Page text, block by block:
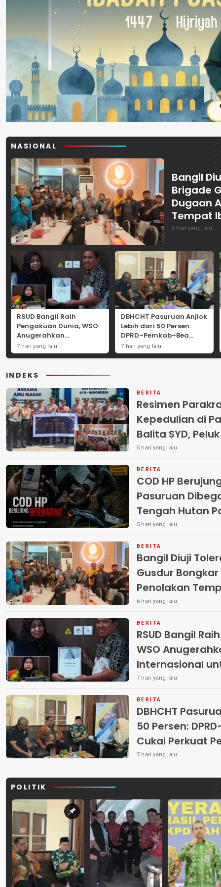
NASIONAL
Bangil
Brigade
Dugaan
Tempat
6 hari yang lalu
RSUD Bangil Raih
Pengakuan Dunia, WSO
Anugerahkan
Penghargaan
Internasional untuk
7 hari yang lalu
DBHCHT Pasuruan Anjlok
Lebih dari 50 Persen:
DPRD–Pemkab–Bea
Cukai Perkuat Perang
Melawan Peredaran
7 hari yang lalu
INDEKS
BERITA
Resimen
Kepedulian di
Balita SYD,
Terlantar
5 hari yang lalu
BERITA
COD HP
Pasuruan
Tengah Hutan Polisi Buru Tiga
Pelaku
5 hari yang lalu
BERITA
Bangil Diuji
Gusdur
Penolakan
6 hari yang lalu
BERITA
RSUD Bangil
WSO
Internasional
7 hari yang lalu
BERITA
DBHCHT
50 Persen:
Cukai Perkuat
Peredaran
7 hari yang lalu
POLITIK